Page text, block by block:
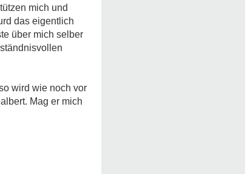
mich und
das eigentlich
über mich selber
wird wie noch vor
Mag er mich